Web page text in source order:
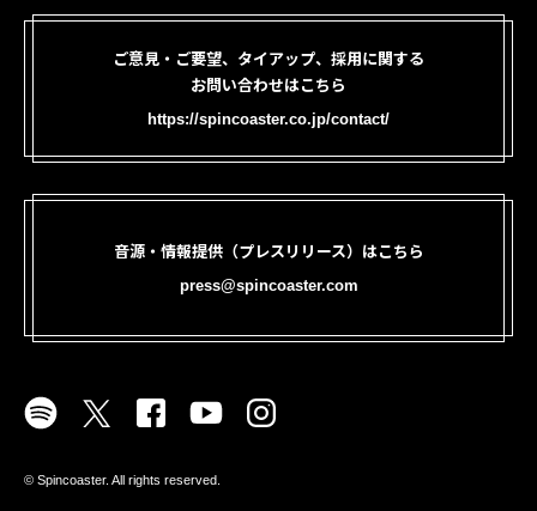
ご意見・ご要望、タイアップ、採用に関する
お問い合わせはこちら
https://spincoaster.co.jp/contact/
音源・情報提供（プレスリリース）はこちら
press@spincoaster.com
©︎ Spincoaster. All rights reserved.